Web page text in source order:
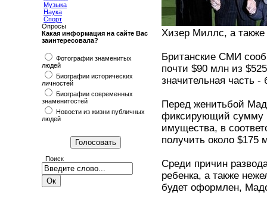
Музыка
Наука
Спорт
Опросы
Какая информация на сайте Вас
заинтересовала?
Фотографии знаменитых
людей
Биографии исторических
личностей
Биографии современных
знаменитостей
Новости из жизни публичных
людей
Поиск
Хизер Миллс, а
Британские СМИ
почти $90 млн из
значительная часть
Перед женитьбой
фиксирующий сумму
имущества, в
получить около $175
Среди причин
ребенка, а также
будет оформлен,